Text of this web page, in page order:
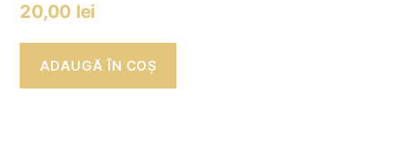
20,00 lei
ADAUGĂ ÎN COȘ